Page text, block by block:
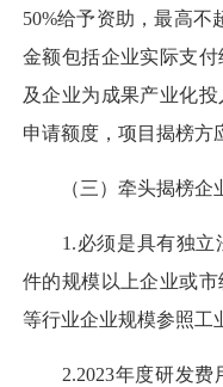
50%给予资助，最高不
金额包括企业实际支
及企业为成果产业化
申请额度，项目揭榜方
（三）牵头揭榜企业
1.必须是具有独立
件的规模以上企业或
等行业企业规模参照工
2.2023年度研发费